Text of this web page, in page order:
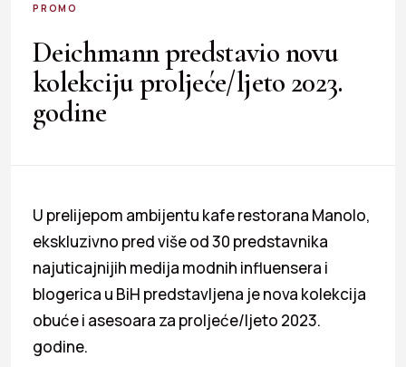
PROMO
Deichmann predstavio novu
kolekciju proljeće/ljeto 2023.
godine
U prelijepom ambijentu kafe restorana Manolo,
ekskluzivno pred više od 30 predstavnika
najuticajnijih medija modnih influensera i
blogerica u BiH predstavljena je nova kolekcija
obuće i asesoara za proljeće/ljeto 2023.
godine.